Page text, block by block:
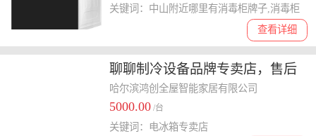
查看详细
关键词：中山附近哪里有消毒柜牌子,消毒柜
聊聊制冷设备品牌专卖店，售后
完善的冰箱专卖店选哪家
哈尔滨鸿创全屋智能家居有限公司
5000.00 /台
关键词：电冰箱专卖店